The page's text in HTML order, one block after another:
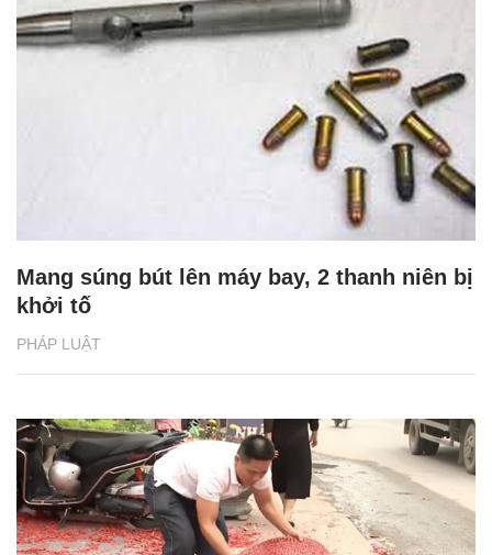
PHÁP LUẬT
Mang súng bút lên máy bay, 2 thanh niên bị
khởi tố